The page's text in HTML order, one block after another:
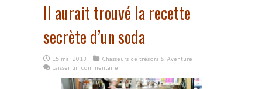
Il aurait trouvé la recette
secrète d’un soda
15 mai 2013
Chasseurs de trésors & Aventure
Laisser un commentaire